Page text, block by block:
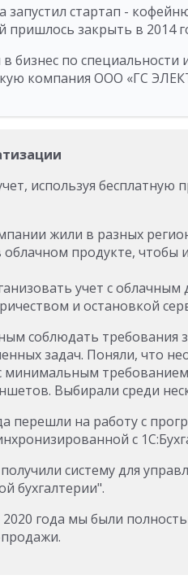
запустил стартап -
пришлось закрыть в 2014
бизнес по специальности
компания ООО «ГС
используя
жили в разных
продукте, чтобы
учет с облачным
и остановкой
соблюдать требования
задач. Поняли, что
минимальным
Выбирали среди
перешли на работу с
с
систему для
бухгалтерии".
года мы были
.